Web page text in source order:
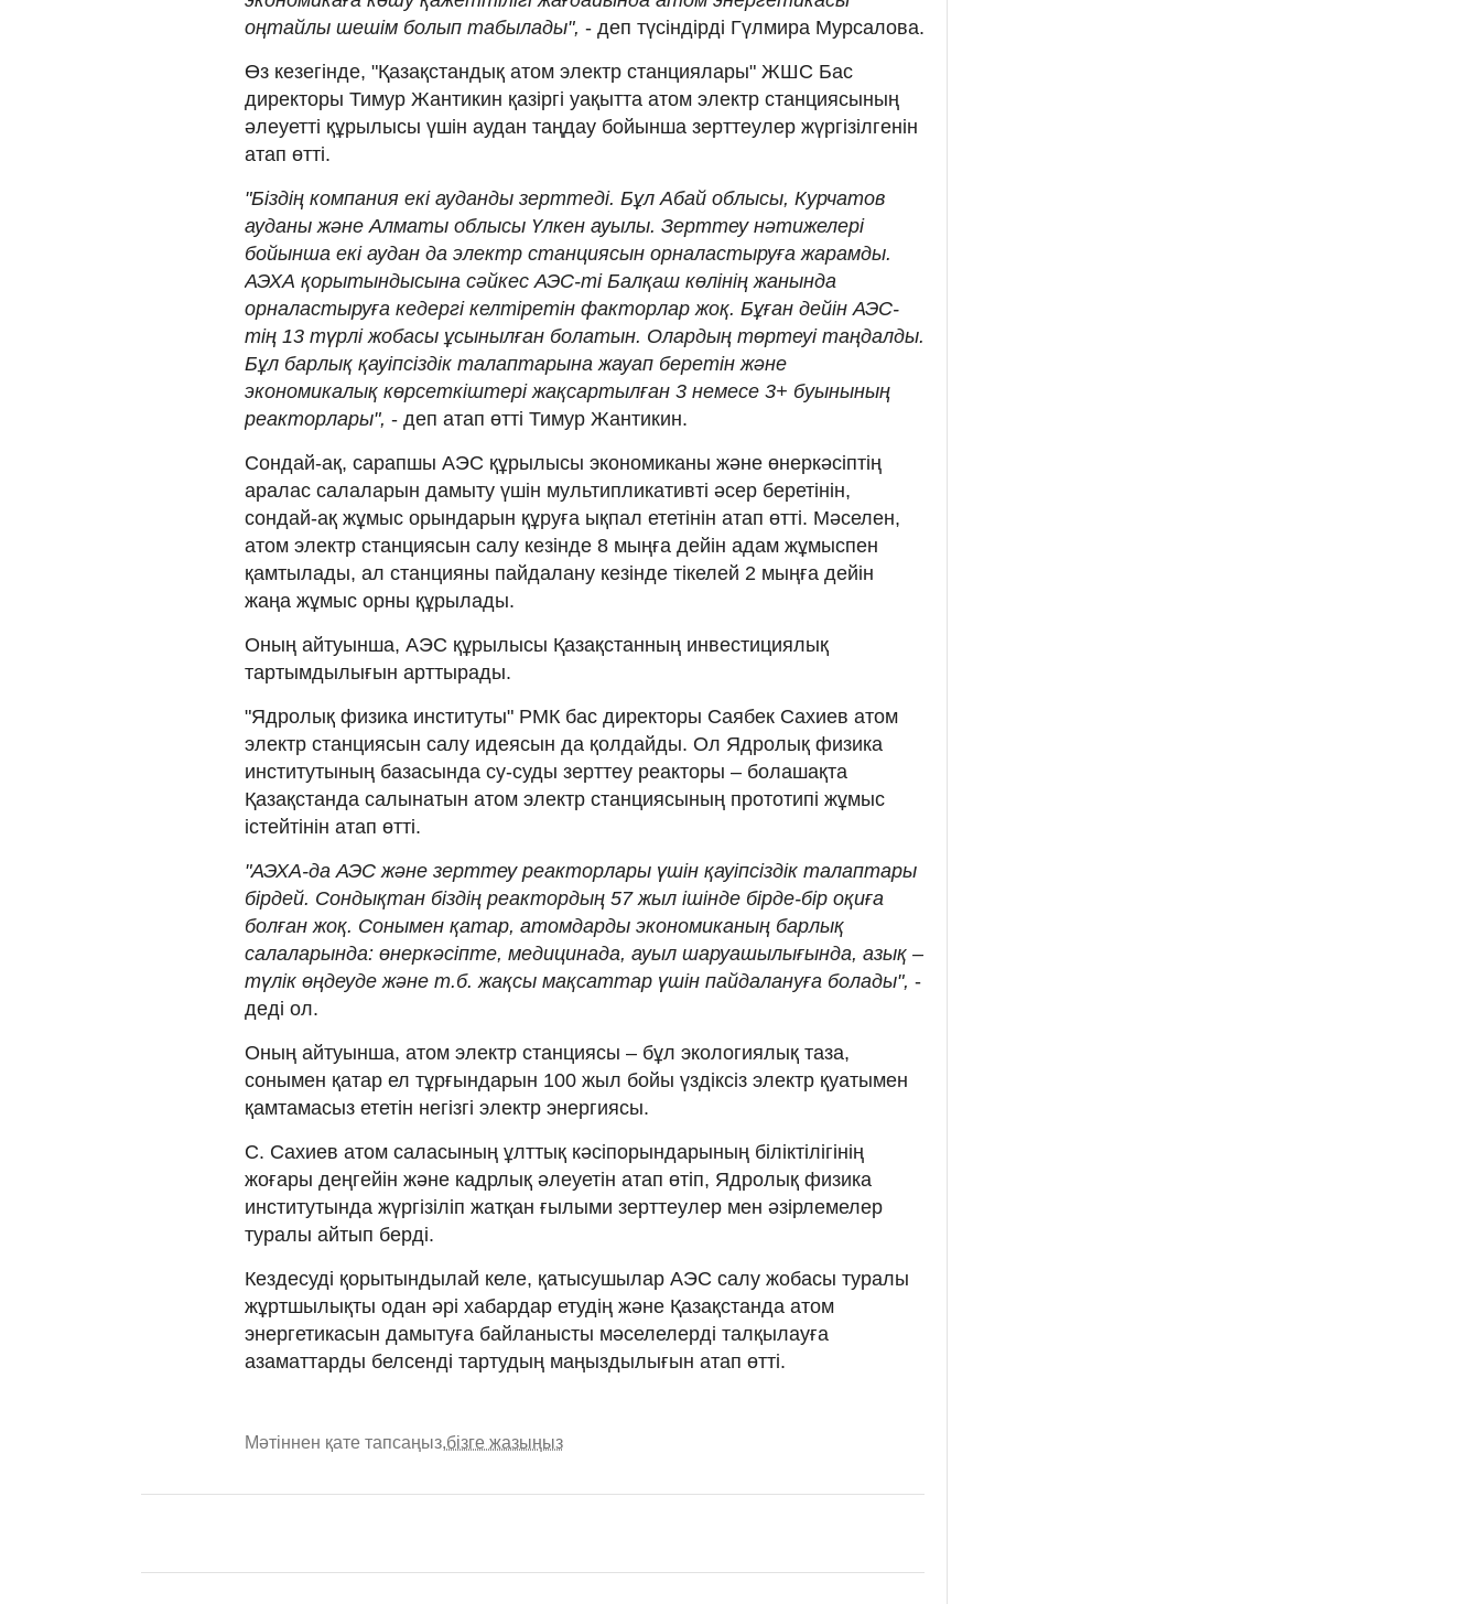
оңтайлы шешім болып табылады", - деп түсіндірді Гүлмира Мурсалова.
Өз кезегінде, "Қазақстандық атом электр станциялары" ЖШС Бас
директоры Тимур Жантикин қазіргі уақытта атом электр станциясының
әлеуетті құрылысы үшін аудан таңдау бойынша зерттеулер жүргізілгенін
атап өтті.
"Біздің компания екі ауданды зерттеді. Бұл Абай облысы, Курчатов
ауданы және Алматы облысы Үлкен ауылы. Зерттеу нәтижелері
бойынша екі аудан да электр станциясын орналастыруға жарамды.
АЭХА қорытындысына сәйкес АЭС-ті Балқаш көлінің жанында
орналастыруға кедергі келтіретін факторлар жоқ. Бұған дейін АЭС-
тің 13 түрлі жобасы ұсынылған болатын. Олардың төртеуі таңдалды.
Бұл барлық қауіпсіздік талаптарына жауап беретін және
экономикалық көрсеткіштері жақсартылған 3 немесе 3+ буынының
реакторлары", - деп атап өтті Тимур Жантикин.
Сондай-ақ, сарапшы АЭС құрылысы экономиканы және өнеркәсіптің
аралас салаларын дамыту үшін мультипликативті әсер беретінін,
сондай-ақ жұмыс орындарын құруға ықпал ететінін атап өтті. Мәселен,
атом электр станциясын салу кезінде 8 мыңға дейін адам жұмыспен
қамтылады, ал станцияны пайдалану кезінде тікелей 2 мыңға дейін
жаңа жұмыс орны құрылады.
Оның айтуынша, АЭС құрылысы Қазақстанның инвестициялық
тартымдылығын арттырады.
"Ядролық физика институты" РМК бас директоры Саябек Сахиев атом
электр станциясын салу идеясын да қолдайды. Ол Ядролық физика
институтының базасында су-суды зерттеу реакторы – болашақта
Қазақстанда салынатын атом электр станциясының прототипі жұмыс
істейтінін атап өтті.
"АЭХА-да АЭС және зерттеу реакторлары үшін қауіпсіздік талаптары
бірдей. Сондықтан біздің реактордың 57 жыл ішінде бірде-бір оқиға
болған жоқ. Сонымен қатар, атомдарды экономиканың барлық
салаларында: өнеркәсіпте, медицинада, ауыл шаруашылығында, азық –
түлік өңдеуде және т.б. жақсы мақсаттар үшін пайдалануға болады", -
деді ол.
Оның айтуынша, атом электр станциясы – бұл экологиялық таза,
сонымен қатар ел тұрғындарын 100 жыл бойы үздіксіз электр қуатымен
қамтамасыз ететін негізгі электр энергиясы.
С. Сахиев атом саласының ұлттық кәсіпорындарының біліктілігінің
жоғары деңгейін және кадрлық әлеуетін атап өтіп, Ядролық физика
институтында жүргізіліп жатқан ғылыми зерттеулер мен әзірлемелер
туралы айтып берді.
Кездесуді қорытындылай келе, қатысушылар АЭС салу жобасы туралы
жұртшылықты одан әрі хабардар етудің және Қазақстанда атом
энергетикасын дамытуға байланысты мәселелерді талқылауға
азаматтарды белсенді тартудың маңыздылығын атап өтті.
Мәтіннен қате тапсаңыз,бізге жазыңыз